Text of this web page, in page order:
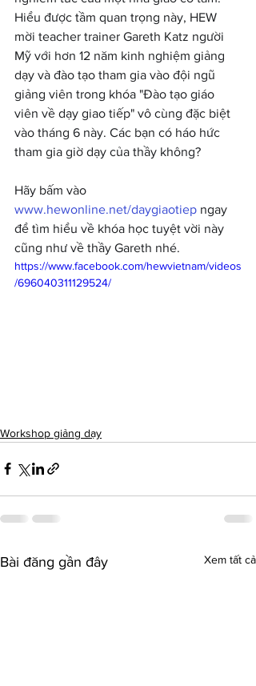
Hiểu được tầm quan trọng này, HEW
mời teacher trainer Gareth Katz người
Mỹ với hơn 12 năm kinh nghiệm giảng
dạy và đào tạo tham gia vào đội ngũ
giảng viên trong khóa "Đào tạo giáo
viên về dạy giao tiếp" vô cùng đặc biệt
vào tháng 6 này. Các bạn có háo hức
tham gia giờ dạy của thầy không?
Hãy bấm vào
www.hewonline.net/daygiaotiep ngay
để tìm hiểu về khóa học tuyệt vời này
cũng như về thầy Gareth nhé.
https://www.facebook.com/hewvietnam/videos
/696040311129524/
Workshop giảng dạy
Bài đăng gần đây Xem tất cả